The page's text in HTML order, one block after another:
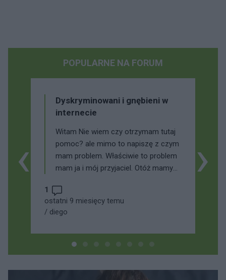
POPULARNE NA FORUM
Dyskryminowani i gnębieni w
internecie
Witam Nie wiem czy otrzymam tutaj
pomoc? ale mimo to napiszę z czym
mam problem. Właściwie to problem
mam ja i mój przyjaciel. Otóż mamy
wszystko było dobrze, aż jednego dnia
niejaki Valdy z kanału Valdyrealm
powiedział swoim widzom aby mieli nas
uważa że osoby z chorobami
psychicznymi nie powinny się udzielać w
1
ostatni 9 miesięcy temu
/ diego
‹ ›